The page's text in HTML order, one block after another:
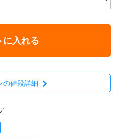
に入れる
の値段詳細